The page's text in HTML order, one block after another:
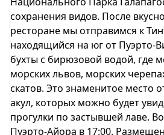
сохранения видов. После
ресторане мы отправимся к
находящийся на юг от Пуэрто-
бухты с бирюзовой водой, где
морских львов, морских
скатов. Это знаменитое место
акул, которых можно будет
прогулки по застывшей лаве.
Пуэрто-Айора в 17:00.